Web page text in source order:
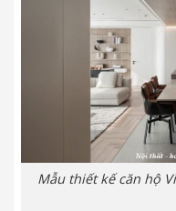
Mẫu thiết kế căn hộ